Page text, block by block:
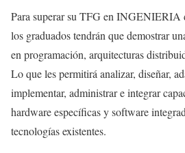
Para superar su TFG en
los graduados tendrán que demostrar
en programación, arquitecturas
Lo que les permitirá analizar, diseñar,
implementar, administrar e integrar
hardware específicas y software
tecnologías existentes.